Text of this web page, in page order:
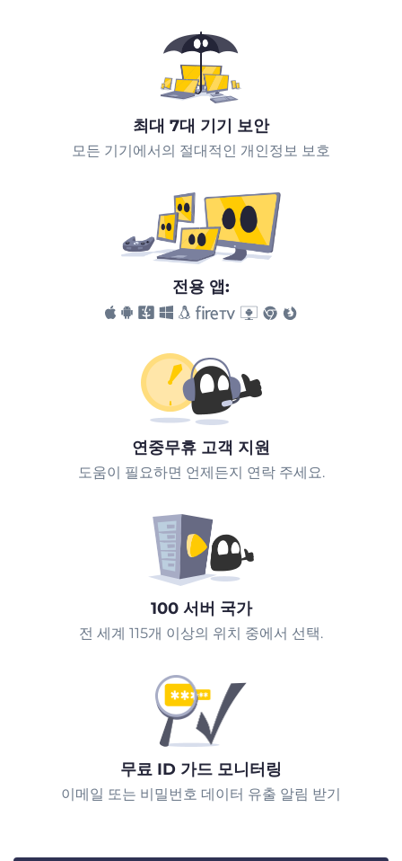
최대 7대 기기 보안
모든 기기에서의 절대적인 개인정보 보호
전용 앱:
연중무휴 고객 지원
도움이 필요하면 언제든지 연락 주세요.
100 서버 국가
전 세계 115개 이상의 위치 중에서 선택.
무료 ID 가드 모니터링
이메일 또는 비밀번호 데이터 유출 알림 받기